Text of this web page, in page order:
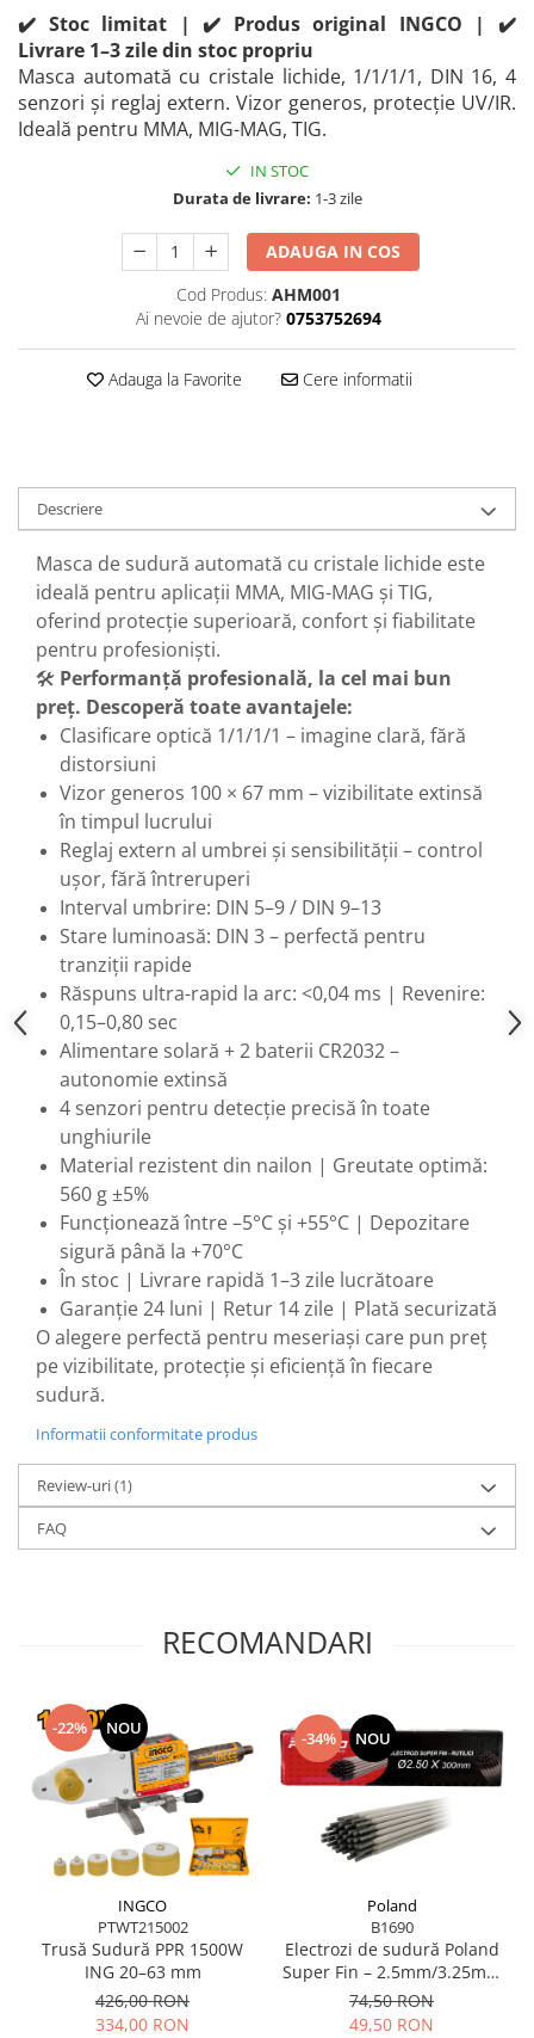
Perne
Pistol pentru vopsit
Pompă, hidrofor
Hidrofoare
Rindele electrice
Accesorii pentru polizor
Accesorii scule electrice
Flexuri
Motoare electrice
Pistoale de bătut cuie
Polizoare
Seturi aparate electrice
Testere electrice
Unelte multifuncționale
Vibratoare pentru beton
Scule manuale
Aparate de Tăiat Gresie
Briceag multifuncțional
Ciocan
Clești
Dălți pentru Lemn
Menghine
Scule pentru Gresie și Sticlă
Scule pentru grădină
Suflantă frunze
Suporturi laptop
Tirbușoane și deschizătoare de
sticle
Trafalet
Trimmere
Trusă tubulare
Unelte pentru altoit
Unelte pentru grădină
Greble
Motoforeze și Burghie de Pământ
✔️ Stoc limitat | ✔️ Produs original INGCO | ✔️
Livrare 1–3 zile din stoc propriu
Masca automată cu cristale lichide, 1/1/1/1, DIN 16, 4
senzori și reglaj extern. Vizor generos, protecție UV/IR.
Ideală pentru MMA, MIG-MAG, TIG.
IN STOC
Durata de livrare: 1-3 zile
ADAUGA IN COS
Cod Produs: AHM001
Ai nevoie de ajutor? 0753752694
Adauga la Favorite Cere informatii
Descriere
Masca de sudură automată cu cristale lichide este
ideală pentru aplicații MMA, MIG-MAG și TIG,
oferind protecție superioară, confort și fiabilitate
pentru profesioniști.
🛠️ Performanță profesională, la cel mai bun
preț. Descoperă toate avantajele:
Clasificare optică 1/1/1/1 – imagine clară, fără
distorsiuni
Vizor generos 100 × 67 mm – vizibilitate extinsă
în timpul lucrului
Reglaj extern al umbrei și sensibilității – control
ușor, fără întreruperi
Interval umbrire: DIN 5–9 / DIN 9–13
Stare luminoasă: DIN 3 – perfectă pentru
tranziții rapide
Răspuns ultra-rapid la arc: <0,04 ms | Revenire:
0,15–0,80 sec
Alimentare solară + 2 baterii CR2032 –
autonomie extinsă
4 senzori pentru detecție precisă în toate
unghiurile
Material rezistent din nailon | Greutate optimă:
560 g ±5%
Funcționează între –5°C și +55°C | Depozitare
sigură până la +70°C
În stoc | Livrare rapidă 1–3 zile lucrătoare
Garanție 24 luni | Retur 14 zile | Plată securizată
O alegere perfectă pentru meseriași care pun preț
pe vizibilitate, protecție și eficiență în fiecare
sudură.
Informatii conformitate produs
Review-uri(1)
FAQ
RECOMANDARI
-22% NOU
INGCO
PTWT215002
Trusă Sudură PPR 1500W
ING 20–63 mm
426,00 RON
334,00 RON
-34% NOU
Poland
B1690
Electrozi de sudură Poland
Super Fin – 2.5mm/3.25mm
Rutilici, 2.5 kg
74,50 RON
49,50 RON